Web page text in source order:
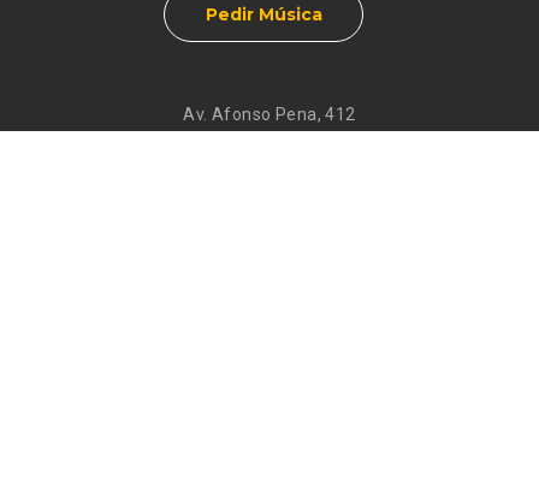
Av. Afonso Pena, 412
Pedir Música